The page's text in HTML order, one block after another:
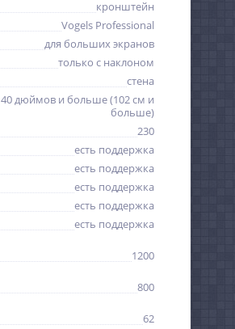
кронштейн
Vogels Professional
для больших экранов
только с наклоном
стена
40 дюймов и больше (102 см и
больше)
230
есть поддержка
есть поддержка
есть поддержка
есть поддержка
есть поддержка
1200
800
62